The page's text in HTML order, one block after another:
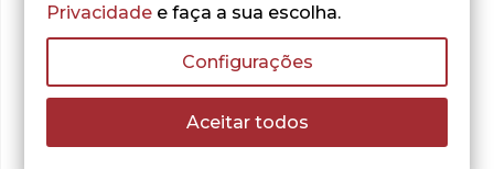
Privacidade e faça a sua escolha.
Configurações
Aceitar todos